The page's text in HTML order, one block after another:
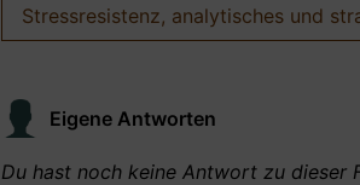
Stressresistenz, analytisches und
Eigene Antworten
Du hast noch keine Antwort zu dieser